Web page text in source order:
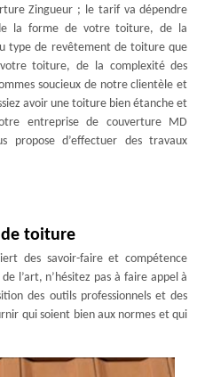
Zingueur ; le tarif va dépendre
la forme de votre toiture, de la
type de revêtement de toiture que
toiture, de la complexité des
soucieux de notre clientèle et
avoir une toiture bien étanche et
entreprise de couverture MD
propose d’effectuer des travaux
de toiture
des savoir-faire et compétence
l’art, n’hésitez pas à faire appel à
des outils professionnels et des
qui soient bien aux normes et qui